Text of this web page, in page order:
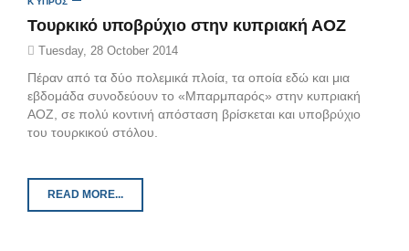
Τουρκικό υποβρύχιο στην κυπριακή ΑΟΖ
Tuesday, 28 October 2014
Πέραν από τα δύο πολεμικά πλοία, τα οποία εδώ και μια
εβδομάδα συνοδεύουν το «Μπαρμπαρός» στην κυπριακή
ΑΟΖ, σε πολύ κοντινή απόσταση βρίσκεται και υποβρύχιο
του τουρκικού στόλου.
READ MORE...